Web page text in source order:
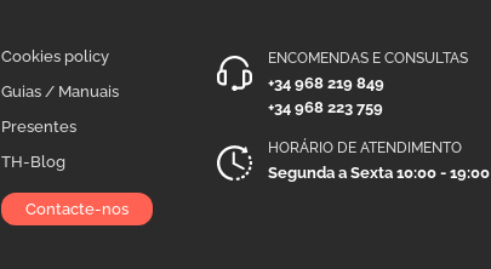
Cookies policy
Guias / Manuais
Presentes
TH-Blog
Contacte-nos
ENCOMENDAS E CONSULTAS
+34 968 219 849
+34 968 223 759
HORÁRIO DE ATENDIMENTO
Segunda a Sexta 10:00 - 19:00